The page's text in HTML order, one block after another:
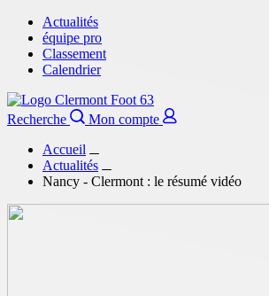
Actualités
équipe pro
Classement
Calendrier
Recherche
Mon compte
Accueil
Actualités
Nancy - Clermont : le résumé vidéo